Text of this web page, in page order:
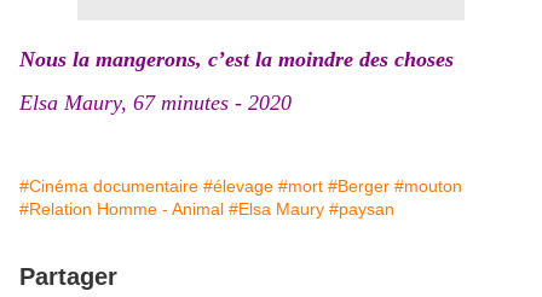
Nous la mangerons, c’est la moindre des choses
Elsa Maury, 67 minutes - 2020
#Cinéma documentaire #élevage #mort #Berger #mouton
#Relation Homme - Animal #Elsa Maury #paysan
Partager